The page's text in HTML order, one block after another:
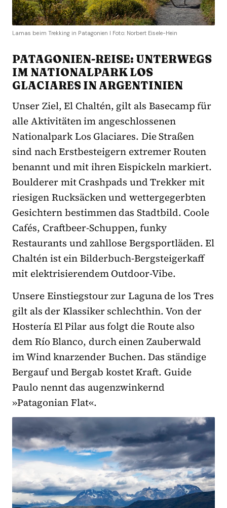
Lamas beim Trekking in Patagonien I Foto: Norbert Eisele-Hein
PATAGONIEN-REISE: UNTERWEGS
IM NATIONALPARK LOS
GLACIARES IN ARGENTINIEN
Unser Ziel, El Chaltén, gilt als Basecamp für
alle Aktivitäten im angeschlossenen
Nationalpark Los Glaciares. Die Straßen
sind nach Erstbesteigern extremer Routen
benannt und mit ihren Eispickeln markiert.
Boulderer mit Crashpads und Trekker mit
riesigen Rucksäcken und wettergegerbten
Gesichtern bestimmen das Stadtbild. Coole
Cafés, Craftbeer-Schuppen, funky
Restaurants und zahllose Bergsportläden. El
Chaltén ist ein Bilderbuch-Bergsteigerkaff
mit elektrisierendem Outdoor-Vibe.
Unsere Einstiegstour zur Laguna de los Tres
gilt als der Klassiker schlechthin. Von der
Hostería El Pilar aus folgt die Route also
dem Río Blanco, durch einen Zauberwald
im Wind knarzender Buchen. Das ständige
Bergauf und Bergab kostet Kraft. Guide
Paulo nennt das augenzwinkernd
»Patagonian Flat«.